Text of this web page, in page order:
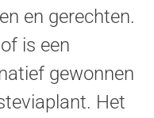
en gerechten.
is een
gewonnen
Het